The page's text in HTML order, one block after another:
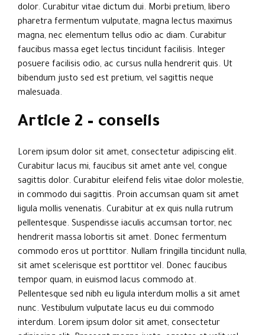
dolor. Curabitur vitae dictum dui. Morbi pretium, libero
pharetra fermentum vulputate, magna lectus maximus
magna, nec elementum tellus odio ac diam. Curabitur
faucibus massa eget lectus tincidunt facilisis. Integer
posuere facilisis odio, ac cursus nulla hendrerit quis. Ut
bibendum justo sed est pretium, vel sagittis neque
malesuada.
Article 2 – conseils
Lorem ipsum dolor sit amet, consectetur adipiscing elit.
Curabitur lacus mi, faucibus sit amet ante vel, congue
sagittis dolor. Curabitur eleifend felis vitae dolor molestie,
in commodo dui sagittis. Proin accumsan quam sit amet
ligula mollis venenatis. Curabitur at ex quis nulla rutrum
pellentesque. Suspendisse iaculis accumsan tortor, nec
hendrerit massa lobortis sit amet. Donec fermentum
commodo eros ut porttitor. Nullam fringilla tincidunt nulla,
sit amet scelerisque est porttitor vel. Donec faucibus
tempor quam, in euismod lacus commodo at.
Pellentesque sed nibh eu ligula interdum mollis a sit amet
nunc. Vestibulum vulputate lacus eu dui commodo
interdum. Lorem ipsum dolor sit amet, consectetur